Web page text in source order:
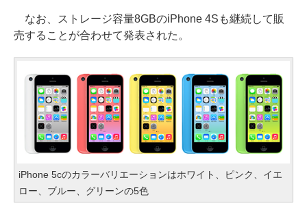
なお、ストレージ容量8GBのiPhone 4Sも継続して販
売することが合わせて発表された。
iPhone 5cのカラーバリエーションはホワイト、ピンク、イエ
ロー、ブルー、グリーンの5色